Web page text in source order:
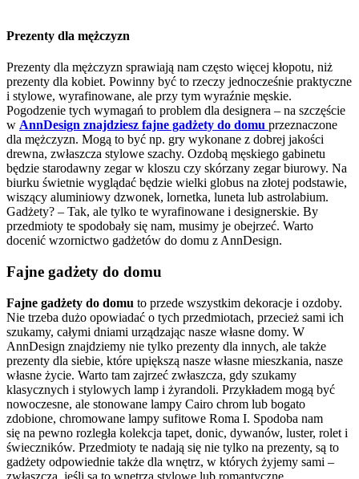
Prezenty dla mężczyzn
Prezenty dla mężczyzn sprawiają nam często więcej kłopotu, niż
prezenty dla kobiet. Powinny być to rzeczy jednocześnie praktyczne
i stylowe, wyrafinowane, ale przy tym wyraźnie męskie.
Pogodzenie tych wymagań to problem dla designera – na szczęście
w AnnDesign znajdziesz fajne gadżety do domu przeznaczone
dla mężczyzn. Mogą to być np. gry wykonane z dobrej jakości
drewna, zwłaszcza stylowe szachy. Ozdobą męskiego gabinetu
będzie starodawny zegar w kloszu czy skórzany zegar biurowy. Na
biurku świetnie wyglądać będzie wielki globus na złotej podstawie,
wiszący aluminiowy dzwonek, lornetka, luneta lub astrolabium.
Gadżety? – Tak, ale tylko te wyrafinowane i designerskie. By
przedmioty te spodobały się nam, musimy je obejrzeć. Warto
docenić wzornictwo gadżetów do domu z AnnDesign.
Fajne gadżety do domu
Fajne gadżety do domu to przede wszystkim dekoracje i ozdoby.
Nie trzeba dużo opowiadać o tych przedmiotach, przecież sami ich
szukamy, całymi dniami urządzając nasze własne domy. W
AnnDesign znajdziemy nie tylko prezenty dla innych, ale także
prezenty dla siebie, które upiększą nasze własne mieszkania, nasze
własne życie. Warto tam zajrzeć zwłaszcza, gdy szukamy
klasycznych i stylowych lamp i żyrandoli. Przykładem mogą być
nowoczesne, ale stonowane lampy Cairo chrom lub bogato
zdobione, chromowane lampy sufitowe Roma I. Spodoba nam
się na pewno rozległa kolekcja tapet, donic, dywanów, luster, rolet i
świeczników. Przedmioty te nadają się nie tylko na prezenty, są to
gadżety odpowiednie także dla wnętrz, w których żyjemy sami –
zwłaszcza, jeśli są to wnętrza stylowe lub romantyczne.